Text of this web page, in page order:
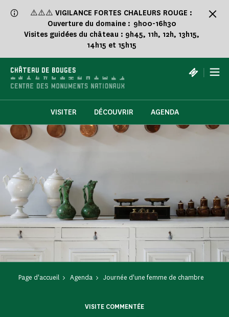
⚠️⚠️⚠️ VIGILANCE FORTES CHALEURS ROUGE :
Ouverture du domaine : 9h00-16h30
Visites guidées du château : 9h45, 11h, 12h, 13h15,
14h15 et 15h15
CHÂTEAU DE BOUGES |
VISITER DÉCOUVRIR AGENDA
Page d'accueil Agenda Journée d'une femme de chambre
VISITE COMMENTÉE